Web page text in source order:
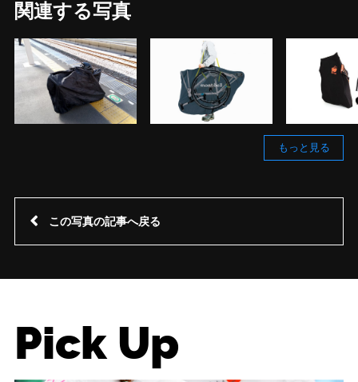
関連する写真
もっと見る
この写真の記事へ戻る
Pick Up